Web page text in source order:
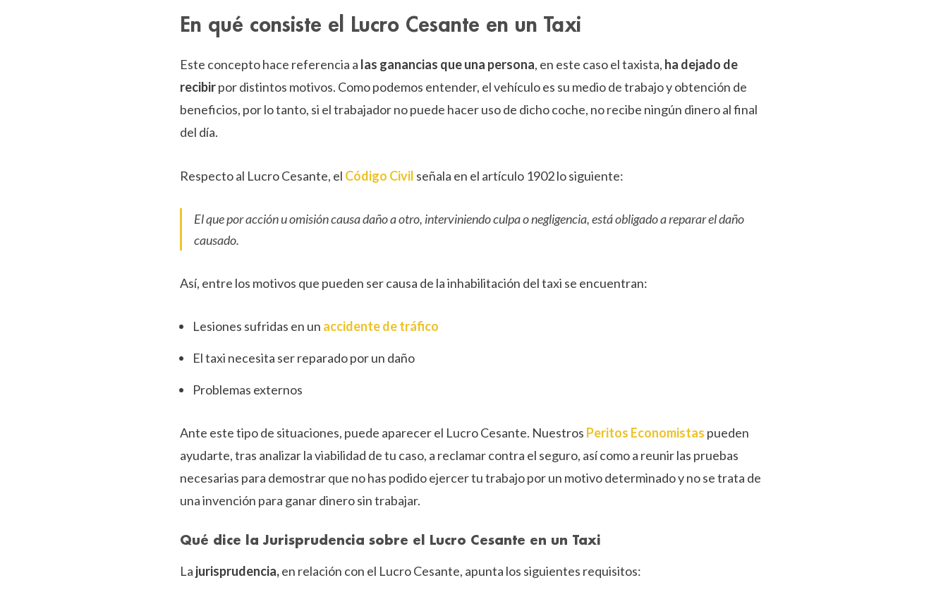
En qué consiste el Lucro Cesante en un Taxi
Este concepto hace referencia a las ganancias que una persona, en este caso el taxista, ha dejado de
recibirpor distintos motivos. Como podemos entender, el vehículo es su medio de trabajo y obtención de
beneficios, por lo tanto, si el trabajador no puede hacer uso de dicho coche, no recibe ningún dinero al final
del día.
Respecto al Lucro Cesante, el Código Civil señala en el artículo 1902 lo siguiente:
El que por acción u omisión causa daño a otro, interviniendo culpa o negligencia, está obligado a reparar el daño
causado.
Así, entre los motivos que pueden ser causa de la inhabilitación del taxi se encuentran:
Lesiones sufridas en un accidente de tráfico
El taxi necesita ser reparado por un daño
Problemas externos
Ante este tipo de situaciones, puede aparecer el Lucro Cesante. Nuestros Peritos Economistas pueden
ayudarte, tras analizar la viabilidad de tu caso, a reclamar contra el seguro, así como a reunir las pruebas
necesarias para demostrar que no has podido ejercer tu trabajo por un motivo determinado y no se trata de
una invención para ganar dinero sin trabajar.
Qué dice la Jurisprudencia sobre el Lucro Cesante en un Taxi
La jurisprudencia,en relación con el Lucro Cesante, apunta los siguientes requisitos: